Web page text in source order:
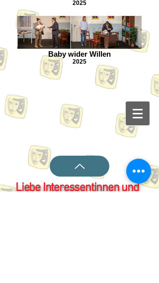
2025
Baby wider Willen
2025
Liebe Interessentinnen und